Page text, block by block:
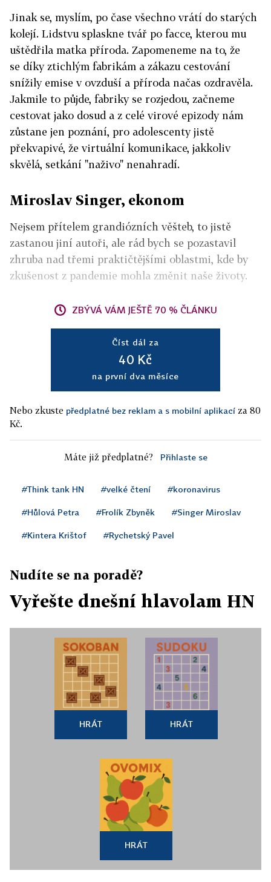
Jinak se, myslím, po čase všechno vrátí do starých
kolejí. Lidstvu splaskne tvář po facce, kterou mu
uštědřila matka příroda. Zapomeneme na to, že
se díky ztichlým fabrikám a zákazu cestování
snížily emise v ovzduší a příroda načas ozdravěla.
Jakmile to půjde, fabriky se rozjedou, začneme
cestovat jako dosud a z celé virové epizody nám
zůstane jen poznání, pro adolescenty jistě
překvapivé, že virtuální komunikace, jakkoliv
skvělá, setkání "naživo" nenahradí.
Miroslav Singer, ekonom
Nejsem přítelem grandiózních věšteb, to jistě
zastanou jiní autoři, ale rád bych se pozastavil
zhruba nad třemi praktičtějšími oblastmi, kde by
zkušenost z pandemie mohla změnit naše životy.
ZBÝVÁ VÁM JEŠTĚ 70 % ČLÁNKU
Číst dál za
40 Kč
na první dva měsíce
Nebo zkuste předplatné bez reklam a s mobilní aplikací za 80
Kč.
Máte již předplatné? Přihlaste se
#Think tank HN #velké čtení #koronavirus
#Hůlová Petra #Frolík Zbyněk #Singer Miroslav
#Kintera Krištof #Rychetský Pavel
Nudíte se na poradě?
Vyřešte dnešní hlavolam HN
HRÁT HRÁT
HRÁT